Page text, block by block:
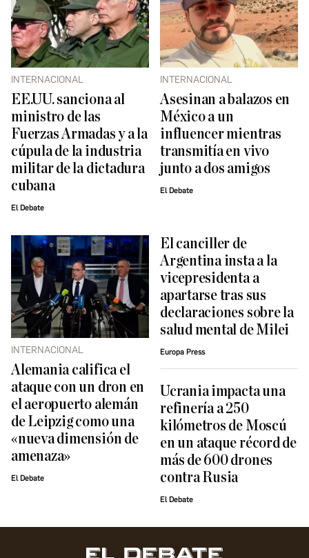
INTERNACIONAL
EE.UU. sanciona al
ministro de las
Fuerzas Armadas y a la
cúpula de la industria
militar de la dictadura
cubana
El Debate
INTERNACIONAL
Asesinan a balazos en
México a un
influencer mientras
transmitía en vivo
junto a dos amigos
El Debate
INTERNACIONAL
Alemania califica el
ataque con un dron en
el aeropuerto alemán
de Leipzig como una
«nueva dimensión de
amenaza»
El Debate
El canciller de
Argentina insta a la
vicepresidenta a
apartarse tras sus
declaraciones sobre la
salud mental de Milei
Europa Press
Ucrania impacta una
refinería a 250
kilómetros de Moscú
en un ataque récord de
más de 600 drones
contra Rusia
El Debate